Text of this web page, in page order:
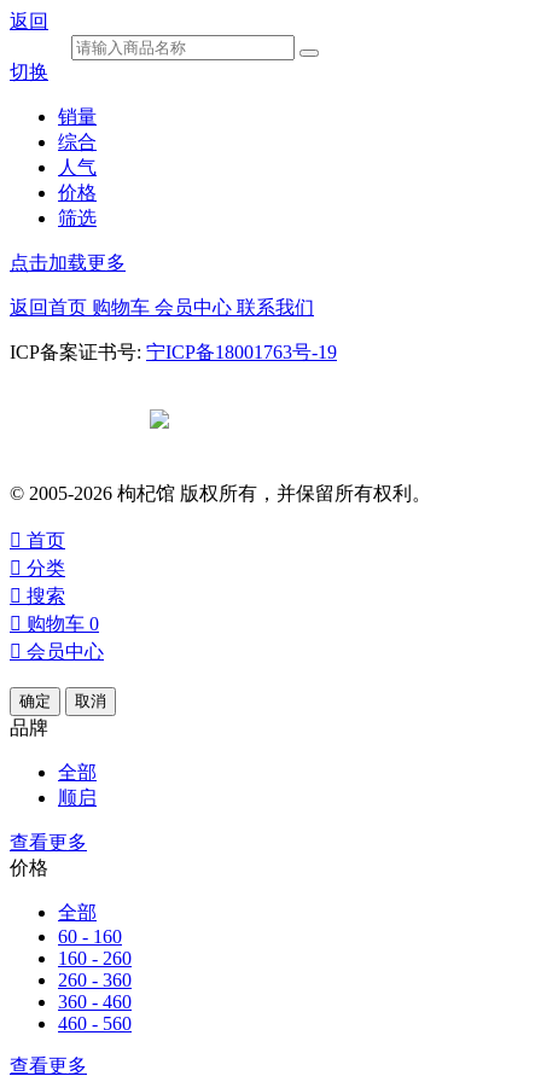
返回
切换
销量
综合
人气
价格
筛选
点击加载更多
返回首页 购物车 会员中心 联系我们
ICP备案证书号: 宁ICP备18001763号-19
© 2005-2026 枸杞馆 版权所有，并保留所有权利。
 首页
 分类
 搜索
 购物车 0
 会员中心
确定 取消
品牌
全部
顺启
查看更多
价格
全部
60 - 160
160 - 260
260 - 360
360 - 460
460 - 560
查看更多